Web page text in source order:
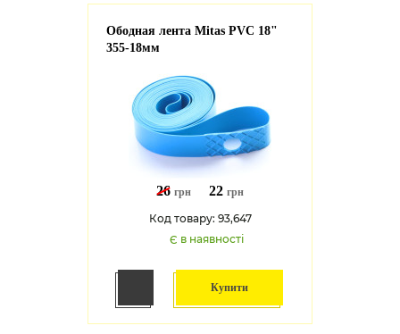
Ободная лента Mitas PVC 18"
355-18мм
26 грн 22 грн
Код товару: 93,647
Є в наявності
Купити